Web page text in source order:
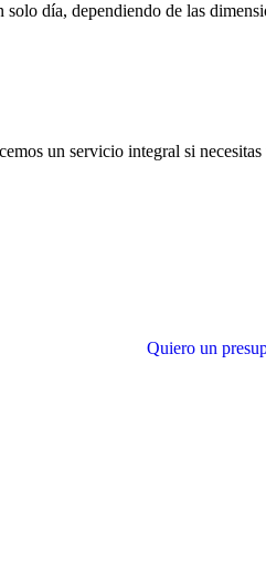
día, dependiendo de las
un servicio integral si
Quiero un